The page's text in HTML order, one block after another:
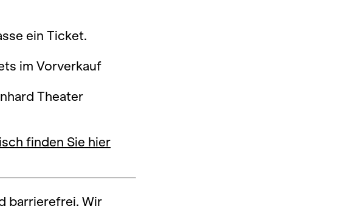
ein Ticket.
im Vorverkauf
Theater
finden Sie hier
barrierefrei. Wir